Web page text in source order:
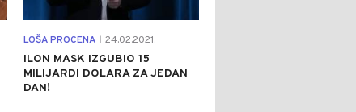
LOŠA PROCENA 24.02.2021.
ILON MASK IZGUBIO 15
MILIJARDI DOLARA ZA JEDAN
DAN!